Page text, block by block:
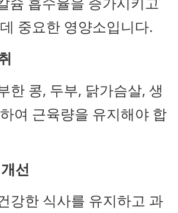
중요한 영양소입니다.
한 콩, 두부, 닭가슴살, 생
여 근육량을 유지해야 합
선
강한 식사를 유지하고 과